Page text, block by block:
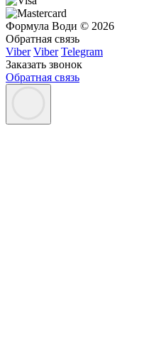
Формула Води © 2026
Обратная связь
Viber Viber Telegram
Заказать звонок
Обратная связь